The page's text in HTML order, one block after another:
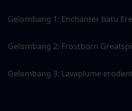
Gelombang 1: Enchanter batu
Gelombang 2: Frostborn
Gelombang 3: Lavaplume